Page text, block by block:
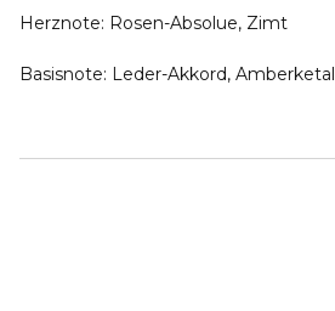
Herznote: Rosen-Absolue, Zimt
Basisnote: Leder-Akkord, Amberketal